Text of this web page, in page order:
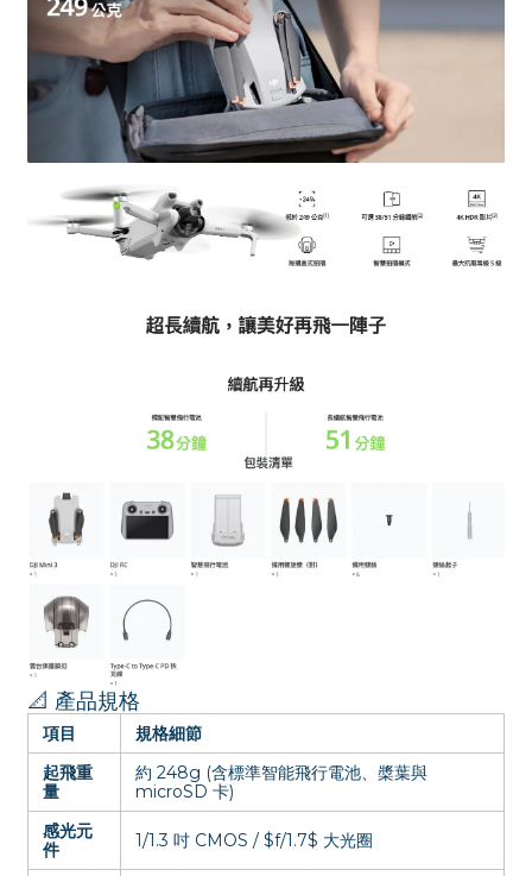
📐 產品規格
項目
規格細節
起飛重
量
約 248g (含標準智能飛行電池、槳葉與
microSD 卡)
感光元
件
1/1.3 吋 CMOS / $f/1.7$ 大光圈